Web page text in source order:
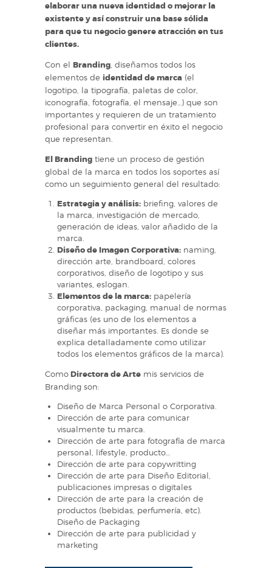
elaborar una nueva identidad o mejorar la
existente y así construir una base sólida
para que tu negocio genere atracción en tus
clientes.
Con el Branding , diseñamos todos los
elementos de identidad de marca (el
logotipo, la tipografía, paletas de color,
iconografía, fotografía, el mensaje…) que son
importantes y requieren de un tratamiento
profesional para convertir en éxito el negocio
que representan.
El Branding tiene un proceso de gestión
global de la marca en todos los soportes así
como un seguimiento general del resultado:
Estrategia y análisis:briefing, valores de
la marca, investigación de mercado,
generación de ideas, valor añadido de la
marca.
Diseño de Imagen Corporativa:naming,
dirección arte, brandboard, colores
corporativos, diseño de logotipo y sus
variantes, eslogan.
Elementos de la marca:papelería
corporativa, packaging, manual de normas
gráficas (es uno de los elementos a
diseñar más importantes. Es donde se
explica detalladamente como utilizar
todos los elementos gráficos de la marca).
Como Directora de Arte mis servicios de
Branding son:
Diseño de Marca Personal o Corporativa.
Dirección de arte para comunicar
visualmente tu marca.
Dirección de arte para fotografía de marca
personal, lifestyle, producto…
Dirección de arte para copywritting
Dirección de arte para Diseño Editorial,
publicaciones impresas o digitales
Dirección de arte para la creación de
productos (bebidas, perfumería, etc).
Diseño de Packaging
Dirección de arte para publicidad y
marketing